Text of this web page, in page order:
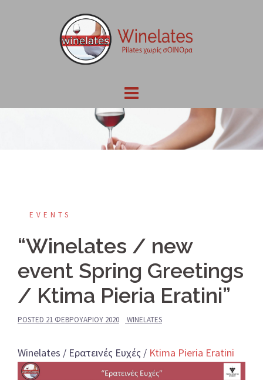
EVENTS
“Winelates / new
event Spring Greetings
/ Ktima Pieria Eratini”
POSTED 21 ΦΕΒΡΟΥΑΡΊΟΥ 2020 WINELATES
Winelates / Ερατεινές Ευχές / Ktima Pieria Eratini